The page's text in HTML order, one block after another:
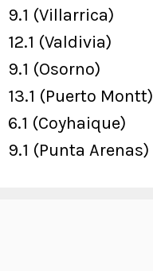
9.1 (Villarrica)
12.1 (Valdivia)
9.1 (Osorno)
13.1 (Puerto Montt)
6.1 (Coyhaique)
9.1 (Punta Arenas)